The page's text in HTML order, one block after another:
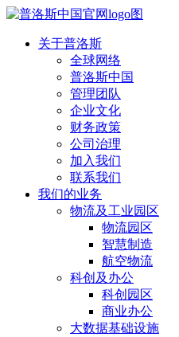
关于普洛斯
全球网络
普洛斯中国
管理团队
企业文化
财务政策
公司治理
加入我们
联系我们
我们的业务
物流及工业园区
物流园区
智慧制造
航空物流
科创及办公
科创园区
商业办公
大数据基础设施